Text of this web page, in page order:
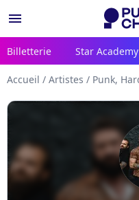
menu
Billetterie Star Academy
Accueil / Artistes / Punk,